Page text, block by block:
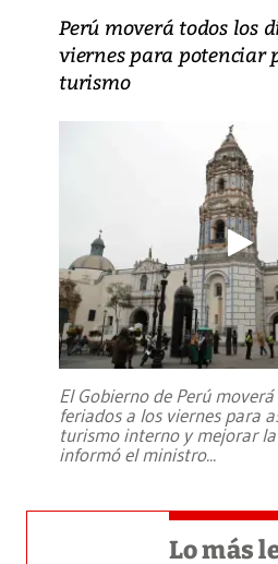
Perú moverá todos los
viernes para potenciar
turismo
El Gobierno de Perú
feriados a los viernes para
turismo interno y mejorar
informó el ministro...
Lo más